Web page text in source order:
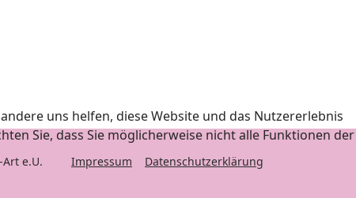
Art e.U. Impressum Datenschutzerklärung
uns helfen, diese Website und das Nutzererlebnis
Sie, dass Sie möglicherweise nicht alle Funktionen der